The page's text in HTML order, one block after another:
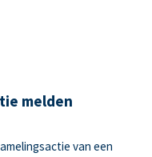
melden
van een